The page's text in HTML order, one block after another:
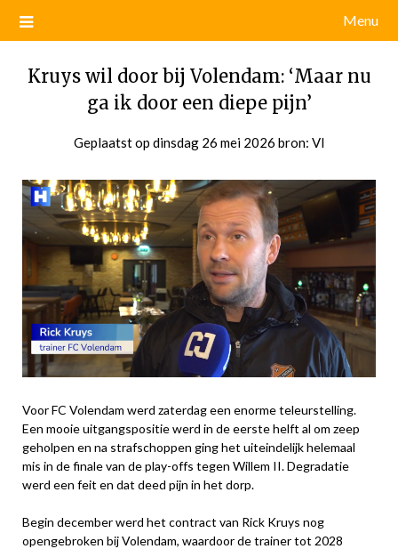
Menu
Kruys wil door bij Volendam: ‘Maar nu
ga ik door een diepe pijn’
Geplaatst op dinsdag 26 mei 2026 door
bron: VI
Voor FC Volendam werd zaterdag een enorme teleurstelling.
Een mooie uitgangspositie werd in de eerste helft al om zeep
geholpen en na strafschoppen ging het uiteindelijk helemaal
mis in de finale van de play-offs tegen Willem II. Degradatie
werd een feit en dat deed pijn in het dorp.
Begin december werd het contract van Rick Kruys nog
opengebroken bij Volendam, waardoor de trainer tot 2028